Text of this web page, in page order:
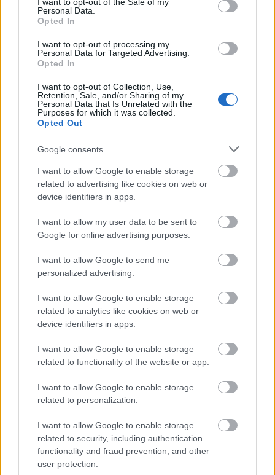
Personal Data.
Opted In
I want to opt-out of processing my
Personal Data for Targeted Advertising.
Opted In
I want to opt-out of Collection, Use,
Retention, Sale, and/or Sharing of my
Personal Data that Is Unrelated with the
Purposes for which it was collected.
Opted Out
Google consents
I want to allow Google to enable storage
related to advertising like cookies on web or
device identifiers in apps.
I want to allow my user data to be sent to
Google for online advertising purposes.
I want to allow Google to send me
personalized advertising.
I want to allow Google to enable storage
related to analytics like cookies on web or
device identifiers in apps.
I want to allow Google to enable storage
related to functionality of the website or app.
I want to allow Google to enable storage
related to personalization.
I want to allow Google to enable storage
related to security, including authentication
functionality and fraud prevention, and other
user protection.
ΑΣΕΠ: Πιστοποίηση Αγγλικών σε
μόνο 2 ημέρες στα χέρια σας
ΑΣΕΠ: Εξ αποστάσεως η πιο Εύκολη
Πιστοποίηση Υπολογιστών σε 2
μέρες
Μάθε πρώτος όλες τις σημαντικές
ειδήσεις.
Βάλε το proson.gr στα αποτελέσματα
Δημοφιλείς Ειδήσεις
ΟΠΕΚΑ: Μηνιαίο επίδομα έως 210
ευρώ - Πώς θα τα πάρετε